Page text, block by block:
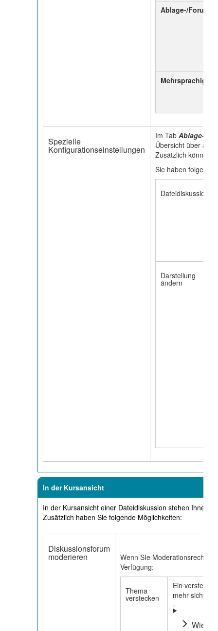
Ablage-/
Mehrsprachigkeit
Spezielle
Konfigurationseinstellungen
Im Tab Ablage-/
Übersicht über alle
Zusätzlich können
Sie haben folgende
Dateidiskussion
Darstellung
ändern
In der Kursansicht
In der Kursansicht einer Dateidiskussion stehen Ihnen
Zusätzlich haben Sie folgende Möglichkeiten:
Diskussionsforum
moderieren
Wenn SIe Moderationsrechte
Verfügung:
Thema
verstecken
Ein
mehr sichtbar.
Wie